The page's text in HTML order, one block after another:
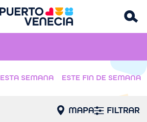
ESTA SEMANA ESTE FIN DE SEMANA
MAPA FILTRAR